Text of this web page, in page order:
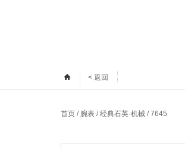
< 返回
首页 / 腕表 /经典石英·机械 / 7645